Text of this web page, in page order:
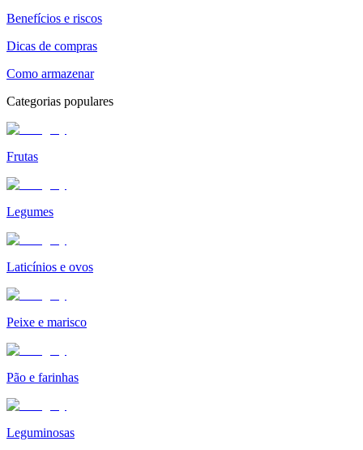
Benefícios e riscos
Dicas de compras
Como armazenar
Categorias populares
Frutas
Legumes
Laticínios e ovos
Peixe e marisco
Pão e farinhas
Leguminosas